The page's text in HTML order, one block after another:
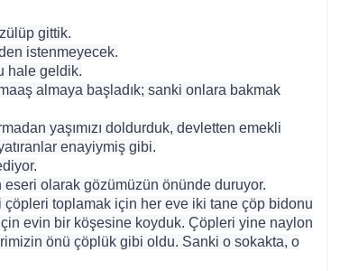
gittik.
istenmeyecek.
hale geldik.
almaya başladık; sanki onlara bakmak
yaşımızı doldurduk, devletten emekli
enayiymiş gibi.
eseri olarak gözümüzün önünde duruyor.
toplamak için her eve iki tane çöp bidonu
için evin bir köşesine koyduk. Çöpleri yine naylon
önü çöplük gibi oldu. Sanki o sokakta, o